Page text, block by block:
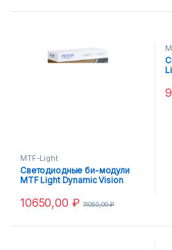
MTF-Light
Светодиодные би-модули
MTF Light Dynamic Vision
10650,00 ₽ 11050,00₽